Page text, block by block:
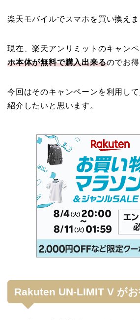
楽天モバイルでスマホを買い換えま
現在、楽天アンリミットのキャンペ
ホ本体が無料で購入出来るのでお
今回はそのキャンペーンを利用し
紹介したいと思います。
Rakuten UN-LIMIT V がお